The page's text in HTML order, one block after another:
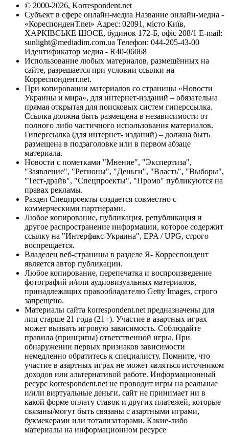
© 2000-2026, Korrespondent.net
Субъект в сфере онлайн-медиа Название онлайн-медиа -
«КореспонденТ.net» Адрес: 02091, місто Київ,
ХАРКІВСЬКЕ ШОСЕ, будинок 172-Б, офіс 208/1 E-mail:
sunlight@mediadim.com.ua Телефон: 044-205-43-00
Идентификатор медиа - R40-06068
Использование любых материалов, размещённых на
сайте, разрешается при условии ссылки на
Корреспондент.net.
При копировании материалов со страницы «Новости
Украины и мира», для интернет-изданий – обязательна
прямая открытая для поисковых систем гиперссылка.
Ссылка должна быть размещена в независимости от
полного либо частичного использования материалов.
Гиперссылка (для интернет- изданий) – должна быть
размещена в подзаголовке или в первом абзаце
материала.
Новости с пометками "Мнение", "Экспертиза",
"Заявление", "Регионы", "Деньги", "Власть", "Выборы",
"Тест-драйв", "Спецпроекты", "Промо" публикуются на
правах рекламы.
Раздел Спецпроекты создается совместно с
коммерческими партнерами.
Любое копирование, публикация, републикация и
другое распространение информации, которое содержит
ссылку на "Интерфакс-Украина", EPA / UPG, строго
воспрещается.
Владелец веб-страницы в разделе Я- Корреспондент
является автор публикации.
Любое копирование, перепечатка и воспроизведение
фотографий и/или аудиовизуальных материалов,
принадлежащих правообладателю Getty Images, строго
запрещено.
Материалы сайта korrespondent.net предназначены для
лиц старше 21 года (21+). Участие в азартных играх
может вызвать игровую зависимость. Соблюдайте
правила (принципы) ответственной игры. При
обнаружении первых признаков зависимости
немедленно обратитесь к специалисту. Помните, что
участие в азартных играх не может являться источником
доходов или альтернативой работе. Информационный
ресурс korrespondent.net не проводит игры на реальные
и/или виртуальные деньги, сайт не принимает ни в
какой форме оплату ставок и других платежей, которые
связаны/могут быть связаны с азартными играми,
букмекерами или тотализаторами. Какие-либо
материалы на информационном ресурсе